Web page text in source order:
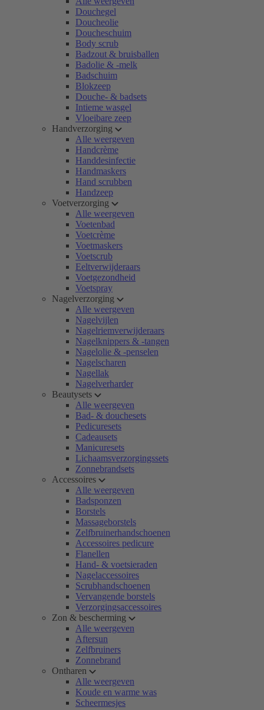
Douchegel
Doucheolie
Doucheschuim
Body scrub
Badzout & bruisballen
Badolie & -melk
Badschuim
Blokzeep
Douche- & badsets
Intieme wasgel
Vloeibare zeep
Handverzorging
Alle weergeven
Handcrème
Handdesinfectie
Handmaskers
Hand scrubben
Handzeep
Voetverzorging
Alle weergeven
Voetenbad
Voetcrème
Voetmaskers
Voetscrub
Eeltverwijderaars
Voetgezondheid
Voetspray
Nagelverzorging
Alle weergeven
Nagelvijlen
Nagelriemverwijderaars
Nagelknippers & -tangen
Nagelolie & -penselen
Nagelscharen
Nagellak
Nagelverharder
Beautysets
Alle weergeven
Bad- & douchesets
Pedicuresets
Cadeausets
Manicuresets
Lichaamsverzorgingssets
Zonnebrandsets
Accessoires
Alle weergeven
Badsponzen
Borstels
Massageborstels
Zelfbruinerhandschoenen
Accessoires pedicure
Flanellen
Hand- & voetsieraden
Nagelaccessoires
Scrubhandschoenen
Vervangende borstels
Verzorgingsaccessoires
Zon & bescherming
Alle weergeven
Aftersun
Zelfbruiners
Zonnebrand
Ontharen
Alle weergeven
Koude en warme was
Scheermesjes